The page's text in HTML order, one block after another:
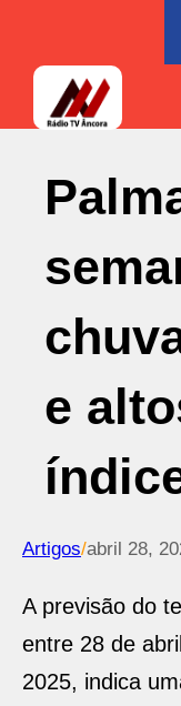
e
Artigos/abril 28,
A previsão do
entre 28 de
2025, indica